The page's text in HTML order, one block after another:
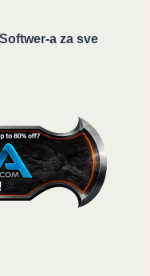
a za sve